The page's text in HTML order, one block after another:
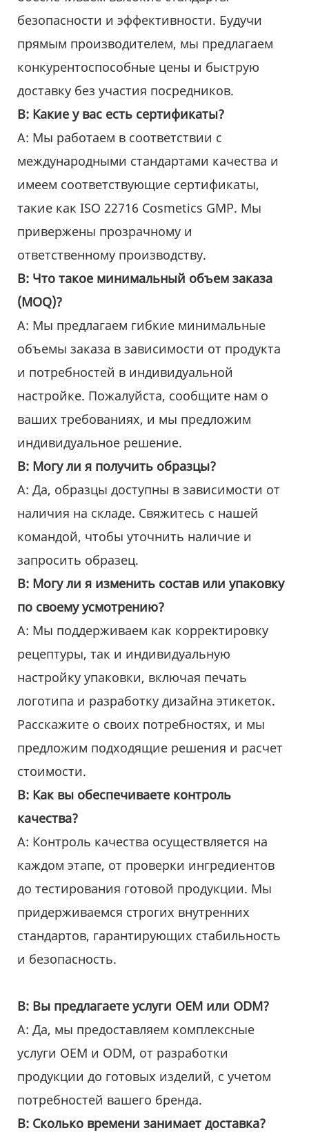
безопасности и эффективности. Будучи
прямым производителем, мы предлагаем
конкурентоспособные цены и быструю
доставку без участия посредников.
В: Какие у вас есть сертификаты?
А: Мы работаем в соответствии с
международными стандартами качества и
имеем соответствующие сертификаты,
такие как ISO 22716 Cosmetics GMP. Мы
привержены прозрачному и
ответственному производству.
В: Что такое минимальный объем заказа
(MOQ)?
A: Мы предлагаем гибкие минимальные
объемы заказа в зависимости от продукта
и потребностей в индивидуальной
настройке. Пожалуйста, сообщите нам о
ваших требованиях, и мы предложим
индивидуальное решение.
В: Могу ли я получить образцы?
А: Да, образцы доступны в зависимости от
наличия на складе. Свяжитесь с нашей
командой, чтобы уточнить наличие и
запросить образец.
В: Могу ли я изменить состав или упаковку
по своему усмотрению?
A: Мы поддерживаем как корректировку
рецептуры, так и индивидуальную
настройку упаковки, включая печать
логотипа и разработку дизайна этикеток.
Расскажите о своих потребностях, и мы
предложим подходящие решения и расчет
стоимости.
В: Как вы обеспечиваете контроль
качества?
А: Контроль качества осуществляется на
каждом этапе, от проверки ингредиентов
до тестирования готовой продукции. Мы
придерживаемся строгих внутренних
стандартов, гарантирующих стабильность
и безопасность.
В: Вы предлагаете услуги OEM или ODM?
А: Да, мы предоставляем комплексные
услуги OEM и ODM, от разработки
продукции до готовых изделий, с учетом
потребностей вашего бренда.
В: Сколько времени занимает доставка?